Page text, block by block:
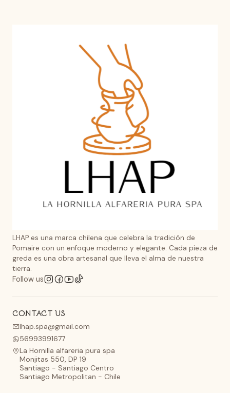
LHAP es una marca chilena que celebra la tradición de
Pomaire con un enfoque moderno y elegante. Cada pieza de
greda es una obra artesanal que lleva el alma de nuestra
tierra.
Follow us
CONTACT US
lhap.spa@gmail.com
56993991677
La Hornilla alfareria pura spa
Monjitas 550, DP 19
Santiago - Santiago Centro
Santiago Metropolitan - Chile